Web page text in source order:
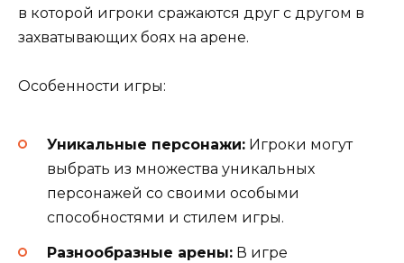
в которой игроки сражаются друг с другом в
захватывающих боях на арене.
Особенности игры:
Уникальные персонажи: Игроки могут
выбрать из множества уникальных
персонажей со своими особыми
способностями и стилем игры.
Разнообразные арены: В игре